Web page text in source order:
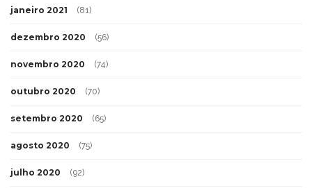
janeiro 2021 (81)
dezembro 2020 (56)
novembro 2020 (74)
outubro 2020 (70)
setembro 2020 (65)
agosto 2020 (75)
julho 2020 (92)